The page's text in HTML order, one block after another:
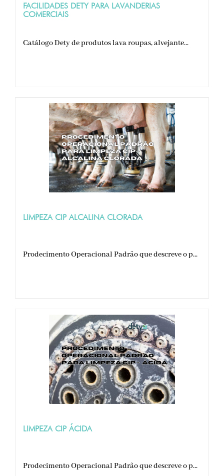
FACILIDADES DETY PARA LAVANDERIAS
COMERCIAIS
Catálogo Dety de produtos lava roupas, alvejante...
LIMPEZA CIP ALCALINA CLORADA
Prodecimento Operacional Padrão que descreve o p...
LIMPEZA CIP ÁCIDA
Prodecimento Operacional Padrão que descreve o p...